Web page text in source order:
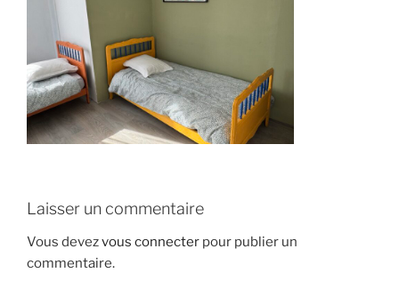
Laisser un commentaire
Vous devezvous connecter pour publier un
commentaire.